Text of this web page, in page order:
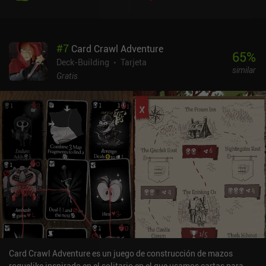
niveles para enfrentarnos al jefe final. Y esta integración en el
objetivo principal del juego no queda tan clara como debería. Los
enemigos son variados y presentan un precioso arte de cartas.
estadísticas, otros cambian nuestra forma de movernos o nos
redirigen a un lugar diferente del mapa. Por desgracia, esto
significa que el juego está muy influenciado por el RNG. Además,
los controles para previsualizar las cartas adyacentes no son todo
lo fluidos que deberían. Los jugadores que busquen una
experiencia rápida y rápida pueden disfrutar de Cardara!, pero los
que prefieran una experiencia de juego más matizada y profunda
probablemente se sentirán decepcionados por el potencial
desaprovechado. Cardara! es un juego premium de 2,99 $ sin
anuncios ni iAP.
#7 Card Crawl Adventure
Deck-Building
Tarjeta
Gratis
65%
similar
Card Crawl Adventure es un juego de construcción de mazos